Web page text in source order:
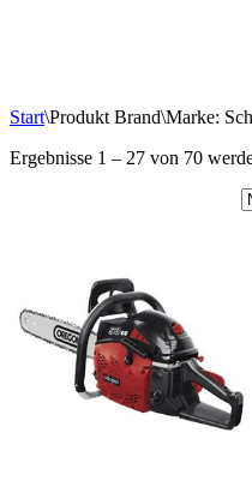
Start\Produkt Brand\Marke:
Ergebnisse 1 – 27 von 70